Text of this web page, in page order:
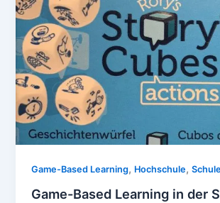
Game-Based Learning, Hochschule,Schule
Game-Based Learning in der